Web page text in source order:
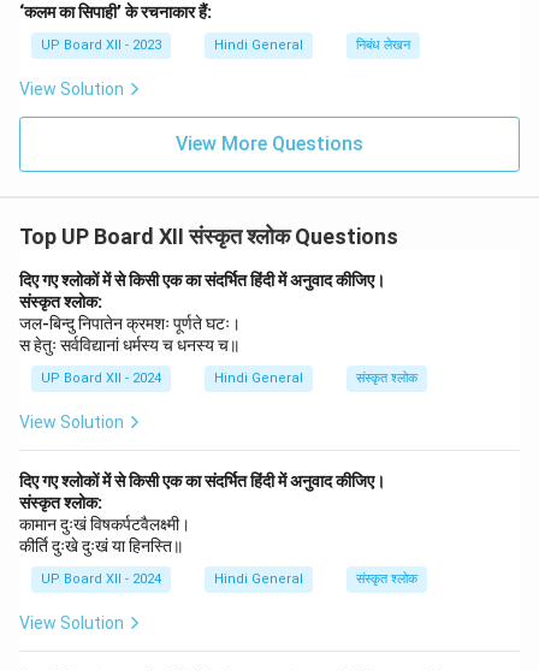
‘कलम का सिपाही’ के रचनाकार हैं:
UP Board XII - 2023 Hindi General निबंध लेखन
View Solution
View More Questions
Top UP Board XII संस्कृत श्लोक Questions
दिए गए श्लोकों में से किसी एक का संदर्भित हिंदी में अनुवाद कीजिए।
संस्कृत श्लोक:
जल-बिन्दु निपातेन क्रमशः पूर्णते घटः।
स हेतुः सर्वविद्यानां धर्मस्य च धनस्य च॥
UP Board XII - 2024 Hindi General संस्कृत श्लोक
View Solution
दिए गए श्लोकों में से किसी एक का संदर्भित हिंदी में अनुवाद कीजिए।
संस्कृत श्लोक:
कामान दुःखं विषकर्पटवैलक्ष्मी।
कीर्ति दुःखे दुःखं या हिनस्ति॥
UP Board XII - 2024 Hindi General संस्कृत श्लोक
View Solution